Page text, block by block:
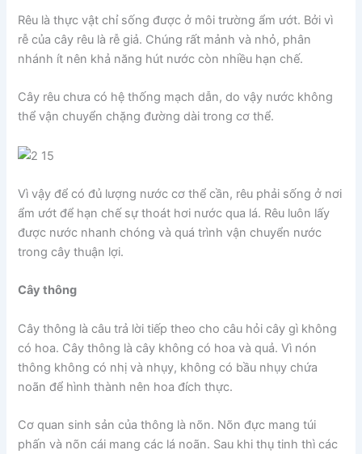
Rêu là thực vật chỉ sống được ở môi trường ẩm ướt. Bởi vì
rễ của cây rêu là rễ giả. Chúng rất mảnh và nhỏ, phân
nhánh ít nên khả năng hút nước còn nhiều hạn chế.
Cây rêu chưa có hệ thống mạch dẫn, do vậy nước không
thể vận chuyển chặng đường dài trong cơ thể.
Vì vậy để có đủ lượng nước cơ thể cần, rêu phải sống ở nơi
ẩm ướt để hạn chế sự thoát hơi nước qua lá. Rêu luôn lấy
được nước nhanh chóng và quá trình vận chuyển nước
trong cây thuận lợi.
Cây thông
Cây thông là câu trả lời tiếp theo cho câu hỏi cây gì không
có hoa. Cây thông là cây không có hoa và quả. Vì nón
thông không có nhị và nhụy, không có bầu nhụy chứa
noãn để hình thành nên hoa đích thực.
Cơ quan sinh sản của thông là nõn. Nõn đực mang túi
phấn và nõn cái mang các lá noãn. Sau khi thụ tinh thì các